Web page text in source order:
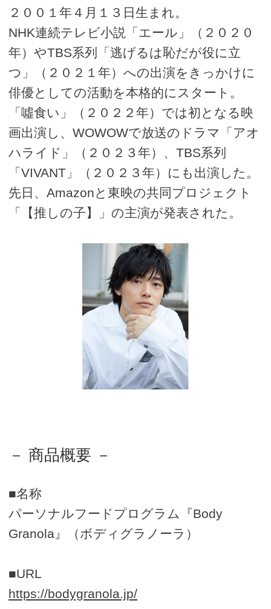
２００１年４月１３日生まれ。
NHK連続テレビ小説「エール」（２０２０
年）やTBS系列「逃げるは恥だが役に立
つ」（２０２１年）への出演をきっかけに
俳優としての活動を本格的にスタート。
「噓食い」（２０２２年）では初となる映
画出演し、WOWOWで放送のドラマ「アオ
ハライド」（２０２３年）、TBS系列
「VIVANT」（２０２３年）にも出演した。
先日、Amazonと東映の共同プロジェクト
「【推しの子】」の主演が発表された。
－ 商品概要 －
■名称
パーソナルフードプログラム『Body
Granola』（ボディグラノーラ）
■URL
https://bodygranola.jp/